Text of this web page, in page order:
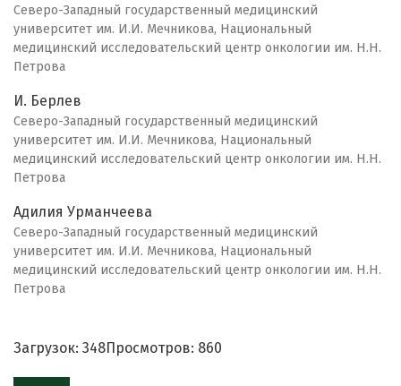
Северо-Западный государственный медицинский
университет им. И.И. Мечникова, Национальный
медицинский исследовательский центр онкологии им. Н.Н.
Петрова
И. Берлев
Северо-Западный государственный медицинский
университет им. И.И. Мечникова, Национальный
медицинский исследовательский центр онкологии им. Н.Н.
Петрова
Адилия Урманчеева
Северо-Западный государственный медицинский
университет им. И.И. Мечникова, Национальный
медицинский исследовательский центр онкологии им. Н.Н.
Петрова
Загрузок: 348Просмотров: 860